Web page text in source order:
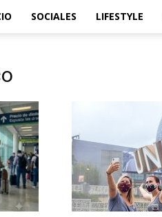
SOCIALES LIFESTYLE